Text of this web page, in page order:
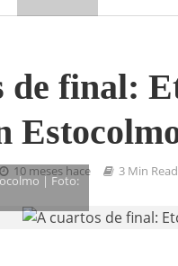
de final:
10 meses hace 3 Min Read
| Foto: